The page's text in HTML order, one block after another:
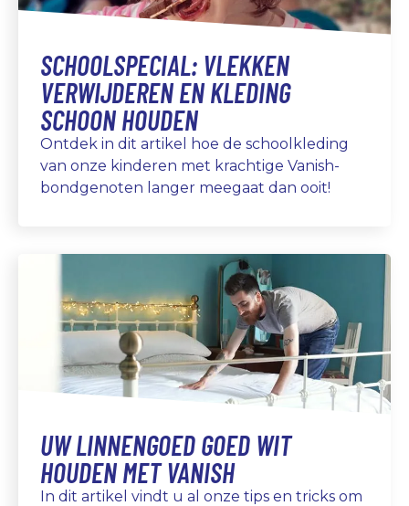
SCHOOLSPECIAL: VLEKKEN
VERWIJDEREN EN KLEDING
SCHOON HOUDEN
Ontdek in dit artikel hoe de schoolkleding
van onze kinderen met krachtige Vanish-
bondgenoten langer meegaat dan ooit!
UW LINNENGOED GOED WIT
HOUDEN MET VANISH
In dit artikel vindt u al onze tips en tricks om